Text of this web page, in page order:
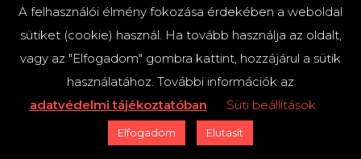
Kérem a levelet →
Heti egy levél, csütörtök reggel. Bármikor leiratkozhatsz.
A felhasználói élmény fokozása érdekében a weboldal
sütiket (cookie) használ. Ha tovább használja az oldalt,
vagy az "Elfogadom" gombra kattint, hozzájárul a sütik
használatához. További információk az
adatvédelmi tájékoztatóban
Süti beállítások
Elfogadom Elutasít